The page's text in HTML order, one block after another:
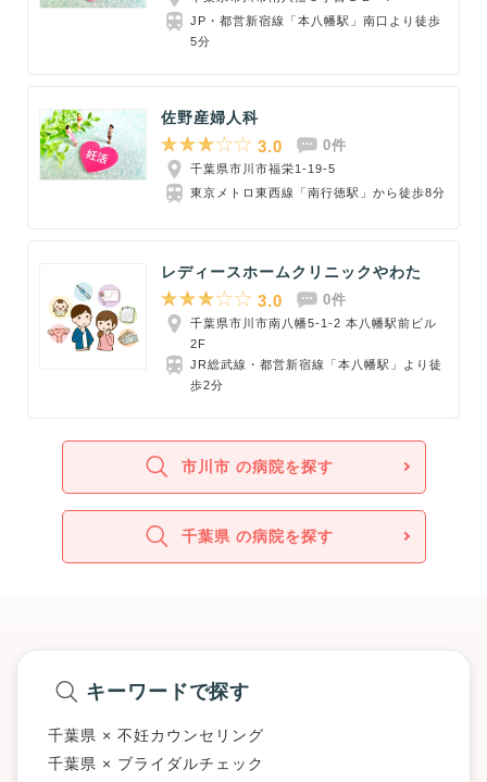
JP・都営新宿線「本八幡駅」南口より徒歩
5分
佐野産婦人科
3.0 0件
千葉県市川市福栄1-19-5
東京メトロ東西線「南行徳駅」から徒歩8分
レディースホームクリニックやわた
3.0 0件
千葉県市川市南八幡5-1-2 本八幡駅前ビル
2F
JR総武線・都営新宿線「本八幡駅」より徒
歩2分
市川市 の病院を探す
千葉県 の病院を探す
キーワードで探す
千葉県 × 不妊カウンセリング
千葉県 × ブライダルチェック